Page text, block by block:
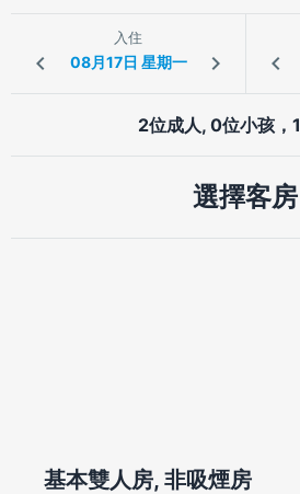
入住
2位成人, 0位小孩，
選擇客房
基本雙人房, 非吸煙房